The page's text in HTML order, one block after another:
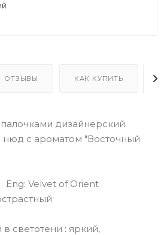
ОТЗЫВЫ КАК КУПИТЬ
дизайнерский
нюд с ароматом "Восточный
Velvet of Orient
светотени : яркий,